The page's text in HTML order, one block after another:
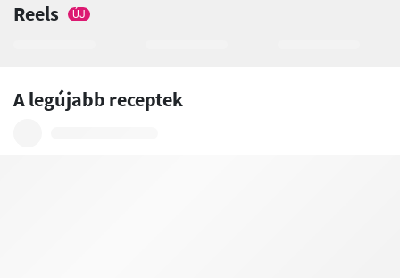
Reels ÚJ
A legújabb receptek